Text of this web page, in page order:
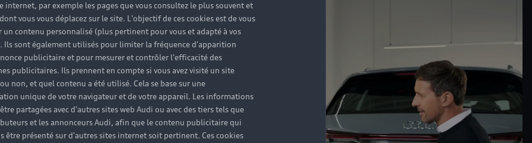
internet, par exemple les pages que vous consultez le plus souvent et
vous vous déplacez sur le site. L'objectif de ces cookies est de vous
un contenu personnalisé (plus pertinent pour vous et adapté à vos
Ils sont également utilisés pour limiter la fréquence d'apparition
publicitaire et pour mesurer et contrôler l'efficacité des
publicitaires. Ils prennent en compte si vous avez visité un site
non, et quel contenu a été utilisé. Cela se base sur une
unique de votre navigateur et de votre appareil. Les informations
partagées avec d'autres sites web Audi ou avec des tiers tels que
et les annonceurs Audi, afin que le contenu publicitaire qui
être présenté sur d'autres sites internet soit pertinent. Ces cookies